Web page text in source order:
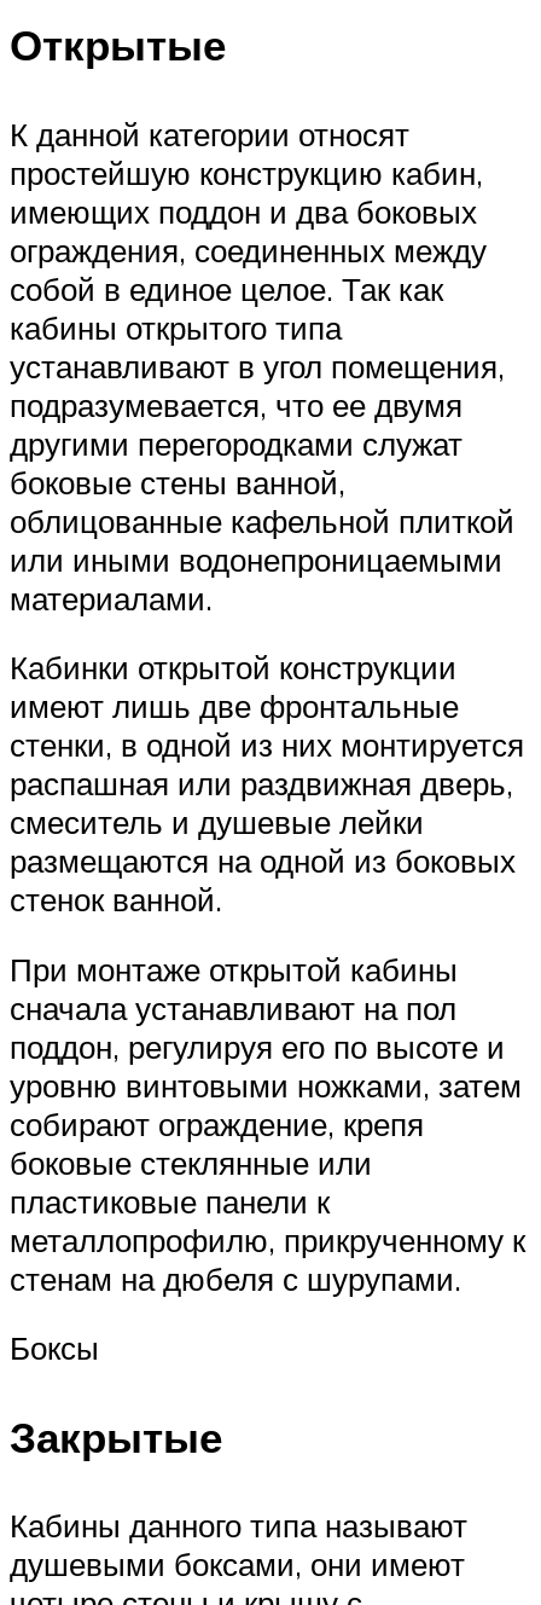
Открытые
К данной категории относят
простейшую конструкцию кабин,
имеющих поддон и два боковых
ограждения, соединенных между
собой в единое целое. Так как
кабины открытого типа
устанавливают в угол помещения,
подразумевается, что ее двумя
другими перегородками служат
боковые стены ванной,
облицованные кафельной плиткой
или иными водонепроницаемыми
материалами.
Кабинки открытой конструкции
имеют лишь две фронтальные
стенки, в одной из них монтируется
распашная или раздвижная дверь,
смеситель и душевые лейки
размещаются на одной из боковых
стенок ванной.
При монтаже открытой кабины
сначала устанавливают на пол
поддон, регулируя его по высоте и
уровню винтовыми ножками, затем
собирают ограждение, крепя
боковые стеклянные или
пластиковые панели к
металлопрофилю, прикрученному к
стенам на дюбеля с шурупами.
Боксы
Закрытые
Кабины данного типа называют
душевыми боксами, они имеют